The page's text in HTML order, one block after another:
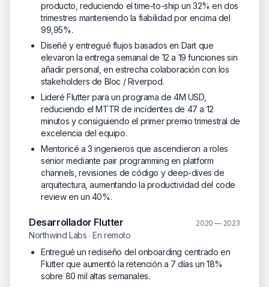
producto, reduciendo el time-to-ship un 32% en dos
trimestres manteniendo la fiabilidad por encima del
99,95%.
Diseñé y entregué flujos basados en Dart que
elevaron la entrega semanal de 12 a 19 funciones sin
añadir personal, en estrecha colaboración con los
stakeholders de Bloc / Riverpod.
Lideré Flutter para un programa de 4M USD,
reduciendo el MTTR de incidentes de 47 a 12
minutos y consiguiendo el primer premio trimestral de
excelencia del equipo.
Mentoricé a 3 ingenieros que ascendieron a roles
senior mediante pair programming en platform
channels, revisiones de código y deep-dives de
arquitectura, aumentando la productividad del code
review en un 40%.
Desarrollador Flutter 2020 — 2023
Northwind Labs · En remoto
Entregué un rediseño del onboarding centrado en
Flutter que aumentó la retención a 7 días un 18%
sobre 80 mil altas semanales.